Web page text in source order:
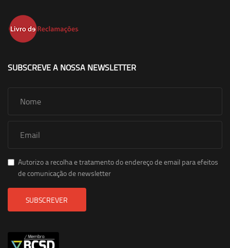
SUBSCREVE A NOSSA NEWSLETTER
Autorizo a recolha e tratamento do endereço de email para efeitos
de comunicação de newsletter
SUBSCREVER